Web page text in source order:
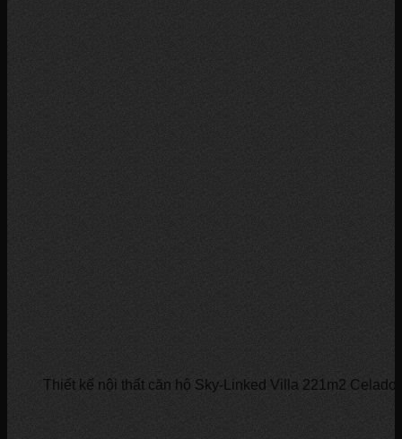
Thiết kế nội thất căn hộ Sky-Linked Villa 221m2